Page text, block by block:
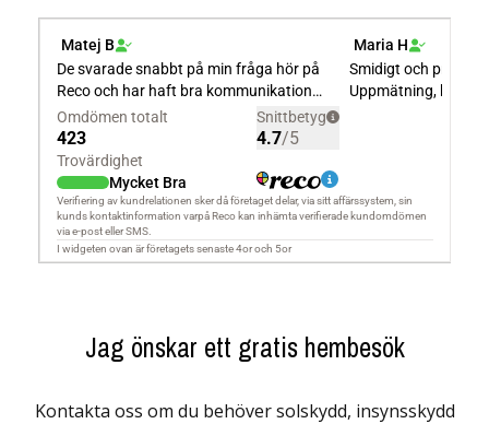
Jag önskar ett gratis hembesök
Kontakta oss om du behöver solskydd, insynsskydd